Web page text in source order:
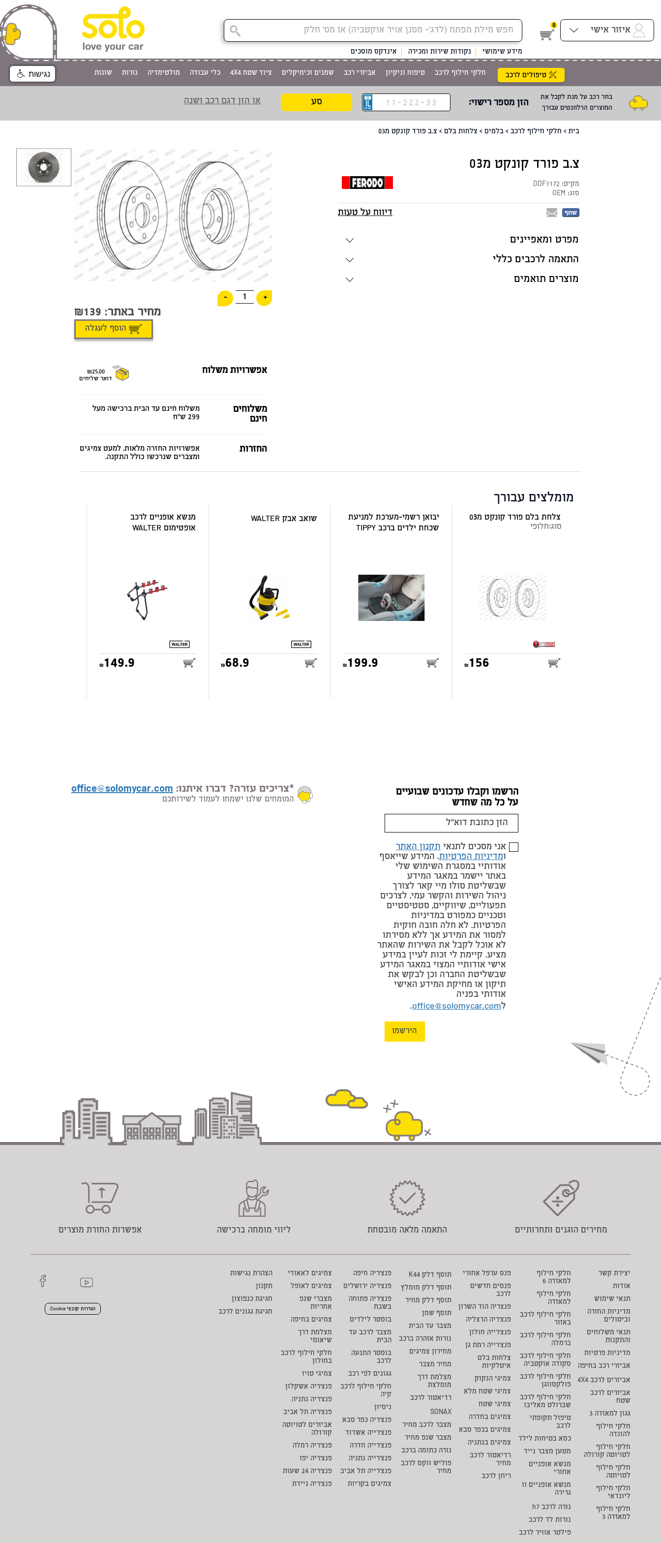
איזור אישי 0
מידע שימושי נקודות שירות ומכירה אינדקס מוסכים
טיפולים לרכב חלקי חילוף לרכב טיפוח וניקיון אביזרי רכב שמנים וכימיקלים ציוד שטח 4X4 כלי עבודה מולטימדיה נורות שונות
קטגוריית
בחר רכב על מנת לקבל את
המוצרים הרלוונטים עבורך
הזן מספר רישוי: סע או הזן דגם רכב ושנה
בית > חלקי חילוף לרכב >בלמים > צלחות בלם > צ.ב פורד קונקט מ03
+
1
-
מחיר באתר: 139
הוסף לעגלה
אפשרויות משלוח
₪25.00
דואר שליחים
משלוחים
חינם
משלוח חינם עד הבית ברכישה מעל
299 ש"ח
החזרות
אפשרויות החזרה מלאות. למעט צמיגים
ומצברים שנרכשו כולל התקנה.
צ.ב פורד קונקט מ03
מק"ט:DDF1172
סוג: OEM
שתף דיווח על טעות
מפרט ומאפיינים
התאמה לרכבים כללי
מוצרים תואמים
מומלצים עבורך
צלחת בלם פורד קונקט מ03
סוג:חלופי
156
יבואן רשמי-מערכת למניעת
שכחת ילדים ברכב TIPPY
199.9
שואב אבק WALTER
68.9
מנשא אופניים לרכב
אופטימום WALTER
149.9
הרשמו וקבלו עדכונים שבועיים
על כל מה שחדש
אני מסכים לתנאי תקנון האתר
ומדיניות הפרטיות. המידע שייאסף
אודותיי במסגרת השימוש שלי
באתר יישמר במאגר המידע
שבשליטת סולו מיי קאר לצורך
ניהול השירות והקשר עמי, לצרכים
תפעוליים, שיווקיים, סטטיסטיים
וטכניים כמפורט במדיניות
הפרטיות. לא חלה חובה חוקית
למסור את המידע אך ללא מסירתו
לא אוכל לקבל את השירות שהאתר
מציע. קיימת לי זכות לעיין במידע
אישי אודותיי המצוי במאגר המידע
שבשליטת החברה וכן לבקש את
תיקון או מחיקת המידע האישי
אודותי בפניה
לoffice@solomycar.com
.
הירשמו
*צריכים עזרה? דברו איתנו: office@solomycar.com
המומחים שלנו ישמחו לעמוד לשירותכם
מחירים הוגנים ותחרותיים התאמה מלאה מובטחת ליווי מומחה ברכישה אפשרות החזרת מוצרים
יצירת קשר
אודות
תנאי שימוש
מדיניות החזרה
וביטולים
תנאי משלוחים
והתקנות
מדיניות פרטיות
אביזרי רכב בחיפה
אביזרים לרכב 4X4
אביזרים לרכב
שטח
גגון למאזדה 3
חלקי חילוף
להונדה
חלקי חילוף
לטויוטה קורולה
חלקי חילוף
לטויוטה
חלקי חילוף
ליונדאי
חלקי חילוף
למאזדה 3
חלקי חילוף
למאזדה 6
חלקי חילוף
למאזדה
חלקי חילוף לרכב
באזור
חלקי חילוף לרכב
ברמלה
חלקי חילוף לרכב
סקודה אוקטביה
חלקי חילוף לרכב
פולקסווגן
חלקי חילוף לרכב
שברולט מאליבו
טיפול תקופתי
לרכב
כסא בטיחות לילד
מטען מצבר נייד
מנשא אופניים
אחורי
מנשא אופניים וו
גרירה
נורה לרכב h7
נורות לד לרכב
פילטר אוויר לרכב
פנס ערפל אחורי
פנסים חדשים
לרכב
פנצריה הוד השרון
פנצ'ריה הרצליה
פנצ'רייה חולון
פנצ'רייה רמת גן
צלחות בלם
איטלקיות
צמיגי הנקוק
צמיגי שטח מלא
צמיגי שטח
צמיגים בחדרה
צמיגים בכפר סבא
צמיגים בנתניה
רדיאטור לרכב
מחיר
ריחן לרכב
תוסף דלק K44
תוסף דלק מומלץ
תוסף דלק מחיר
תוסף שמן
מצבר עד הבית
נורות אזהרה ברכב
מחירון צמיגים
מחיר מצבר
מצלמת דרך
מומלצת
רדיאטור לרכב
SONAX
מצבר לרכב מחיר
מצבר שנפ מחיר
נורה כתומה ברכב
פוליש ווקס לרכב
מחיר
פנצ'ריה חיפה
פנצ'ריה ירושלים
פנצ'ריה פתוחה
בשבת
בוסטר לילדים
מצבר לרכב עד
הבית
בוסטר התנעה
לרכב
גגונים לפי רכב
חלקי חילוף לרכב
קיה
ניסיון
פנצ'ריה כפר סבא
פנצ'רייה אשדוד
פנצ'רייה חדרה
פנצ'רייה נתניה
פנצ'רייה תל אביב
צמיגים בקריות
צמיגים לאאודי
צמיגים לאופל
מצברי שנפ
אחריות
צמיגים בחיפה
מצלמת דרך
שיאומי
חלקי חילוף לרכב
בחולון
צמיגי טויו
פנצ'ריה אשקלון
פנצ'ריה נתניה
פנצ'ריה תל אביב
אביזרים לטויוטה
קורולה
פנצ'ריה רמלה
פנצ'ריה יפו
פנצ'ריה 24 שעות
פנצ'ריה ניידת
הצהרת נגישות
תקנון
חגיגת כנפוצון
חגיגת גגונים לרכב
הגדרות קובצי Cookie
נגישות